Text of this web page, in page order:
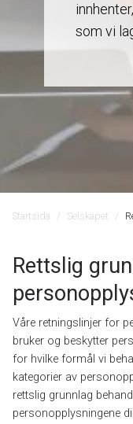
som vi
Startsida Selskapet
Rettslig
Våre retningslinjer for
bruker og beskytter
for hvilke formål vi
kategorier av
rettslig grunnlag
personopplysningene